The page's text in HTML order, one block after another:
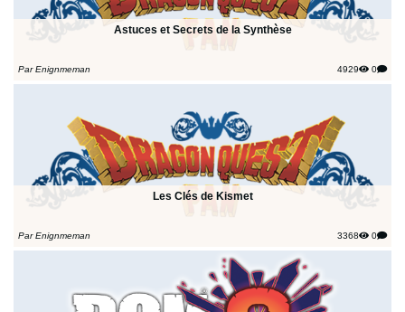
Astuces et Secrets de la Synthèse
Par Enignmeman 4929 0
Les Clés de Kismet
Par Enignmeman 3368 0